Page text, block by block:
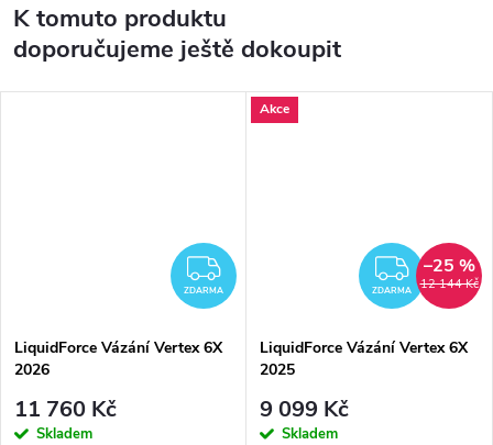
K tomuto produktu
doporučujeme ještě dokoupit
ZDARMA
ZDARMA
LiquidForce Vázání Vertex 6X
2026
11 760 Kč
Skladem
Akce
ZDARMA 12 144 Kč
–25 %
LiquidForce Vázání Vertex 6X
2025
9 099 Kč
Skladem